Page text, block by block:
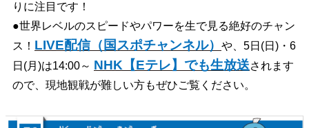
りに注目です！
●世界レベルのスピードやパワーを生で見る絶好のチャン
ス！ LIVE配信（国スポチャンネル）
や、5日(日)・6
日(月)は14:00～ NHK【Eテレ】でも生放送されます
ので、現地観戦が難しい方もぜひご覧ください。